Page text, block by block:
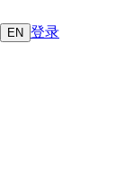
EN 登录